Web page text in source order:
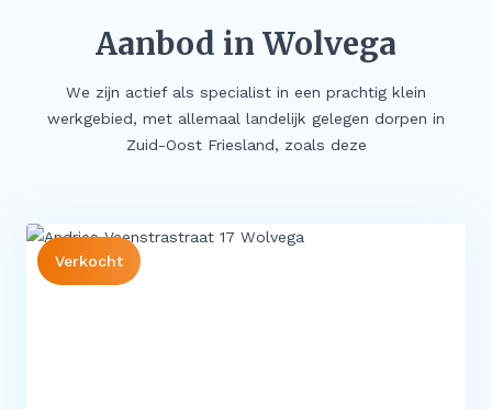
Over ons
Contact
Buitenstate Makelaar
Woningwaarde (indicatie) in één minuut…
Aanbod in Wolvega
We zijn actief als specialist in een prachtig klein
werkgebied, met allemaal landelijk gelegen dorpen in
Zuid-Oost Friesland, zoals deze
Verkocht